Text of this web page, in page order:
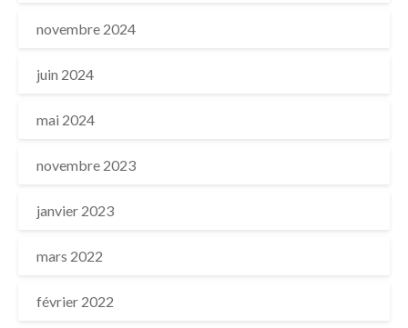
novembre 2024
juin 2024
mai 2024
novembre 2023
janvier 2023
mars 2022
février 2022